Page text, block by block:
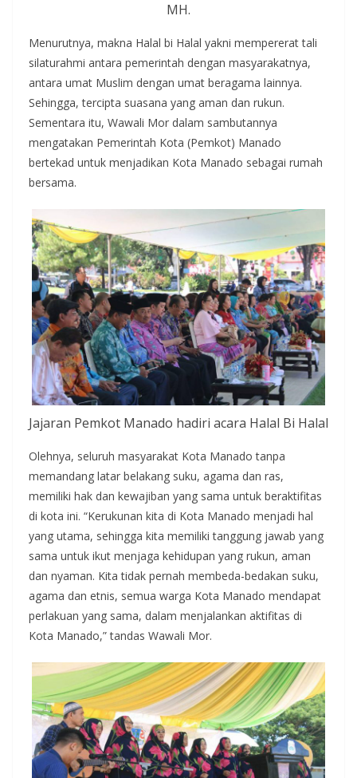
MH.
Menurutnya, makna Halal bi Halal yakni mempererat tali
silaturahmi antara pemerintah dengan masyarakatnya,
antara umat Muslim dengan umat beragama lainnya.
Sehingga, tercipta suasana yang aman dan rukun.
Sementara itu, Wawali Mor dalam sambutannya
mengatakan Pemerintah Kota (Pemkot) Manado
bertekad untuk menjadikan Kota Manado sebagai rumah
bersama.
Jajaran Pemkot Manado hadiri acara Halal Bi Halal
Olehnya, seluruh masyarakat Kota Manado tanpa
memandang latar belakang suku, agama dan ras,
memiliki hak dan kewajiban yang sama untuk beraktifitas
di kota ini. “Kerukunan kita di Kota Manado menjadi hal
yang utama, sehingga kita memiliki tanggung jawab yang
sama untuk ikut menjaga kehidupan yang rukun, aman
dan nyaman. Kita tidak pernah membeda-bedakan suku,
agama dan etnis, semua warga Kota Manado mendapat
perlakuan yang sama, dalam menjalankan aktifitas di
Kota Manado,” tandas Wawali Mor.